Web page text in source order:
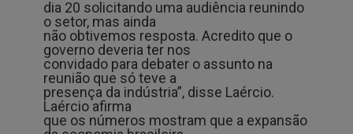
dia 20 solicitando uma audiência reunindo
o setor, mas ainda
não obtivemos resposta. Acredito que o
governo deveria ter nos
convidado para debater o assunto na
reunião que só teve a
presença da indústria”, disse Laércio.
Laércio afirma
que os números mostram que a expansão